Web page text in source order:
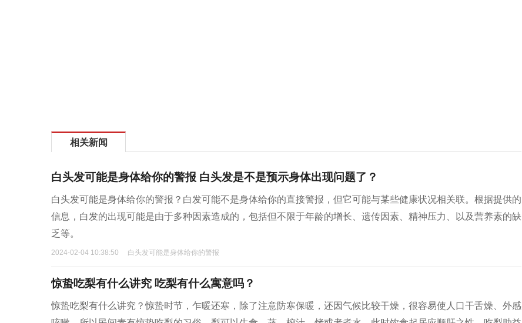
相关新闻
白头发可能是身体给你的警报 白头发是不是预示身体出现问题了？
白头发可能是身体给你的警报？白发可能不是身体给你的直接警报，但它可能与某些健康状况相关联。根据提供的
信息，白发的出现可能是由于多种因素造成的，包括但不限于年龄的增长、遗传因素、精神压力、以及营养素的缺
乏等。
2024-02-04 10:38:50 白头发可能是身体给你的警报
惊蛰吃梨有什么讲究 吃梨有什么寓意吗？
惊蛰吃梨有什么讲究？惊蛰时节，乍暖还寒，除了注意防寒保暖，还因气候比较干燥，很容易使人口干舌燥、外感